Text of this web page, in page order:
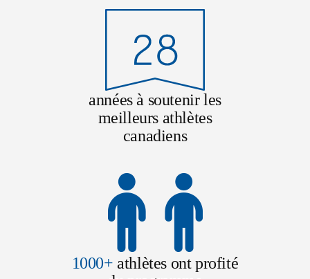
années à soutenir les
meilleurs athlètes
canadiens
1000+ athlètes ont profité